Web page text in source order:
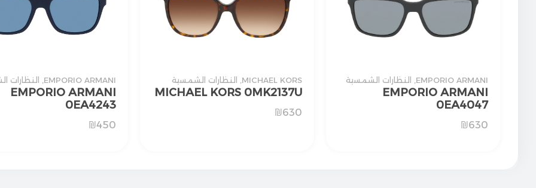
EMPORIO ARMANI
, النظارات الشمسية
EMPORIO ARMANI
0EA4047
₪630
MICHAEL KORS
, النظارات الشمسية
MICHAEL KORS 0MK2137U
₪630
EMPORIO ARMANI
, النظارات
EMPORIO ARMANI
0EA4243
₪450